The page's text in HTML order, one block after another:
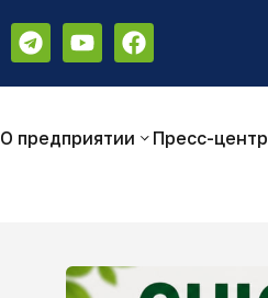
Аа Цветовая схема:
О предприятии Пресс-центр